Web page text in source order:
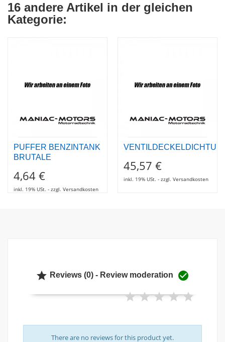
16 andere Artikel in der gleichen
Kategorie:
PUFFER BENZINTANK
BRUTALE
4,64 €
inkl. 19% USt. - zzgl. Versandkosten
45,57 €
inkl. 19% USt. - zzgl. Versandkosten
 Reviews (0) - Review moderation 
There are no reviews for this product yet.